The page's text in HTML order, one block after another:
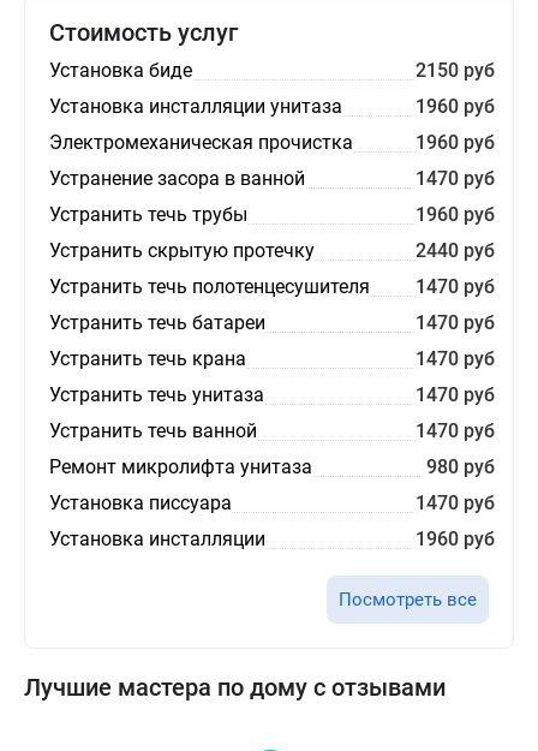
Стоимость услуг
Установка биде
2150 руб
Установка инсталляции унитаза
1960 руб
Электромеханическая прочистка
1960 руб
Устранение засора в ванной
1470 руб
Устранить течь трубы
1960 руб
Устранить скрытую протечку
2440 руб
Устранить течь полотенцесушителя
1470 руб
Устранить течь батареи
1470 руб
Устранить течь крана
1470 руб
Устранить течь унитаза
1470 руб
Устранить течь ванной
1470 руб
Ремонт микролифта унитаза
980 руб
Установка писсуара
1470 руб
Установка инсталляции
1960 руб
Посмотреть все
Лучшие мастера по дому с отзывами